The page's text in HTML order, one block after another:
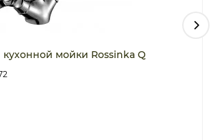
мойки Rossinka Q